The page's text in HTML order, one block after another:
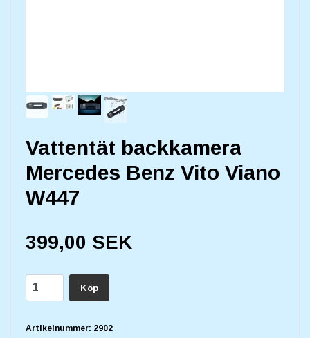
Vattentät backkamera
Mercedes Benz Vito Viano
W447
399,00 SEK
Köp
Artikelnummer: 2902